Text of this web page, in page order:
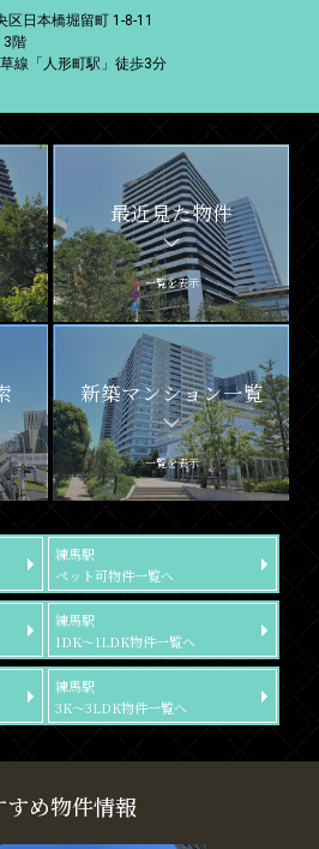
日本橋堀留町 1-8-11
3階
線「人形町駅」徒歩3分
最近見た物件
一覧を表示
新築マンション一覧
一覧を表示
練馬駅
ペット可物件一覧へ
練馬駅
1DK～1LDK物件一覧へ
練馬駅
3K～3LDK物件一覧へ
すめ物件情報